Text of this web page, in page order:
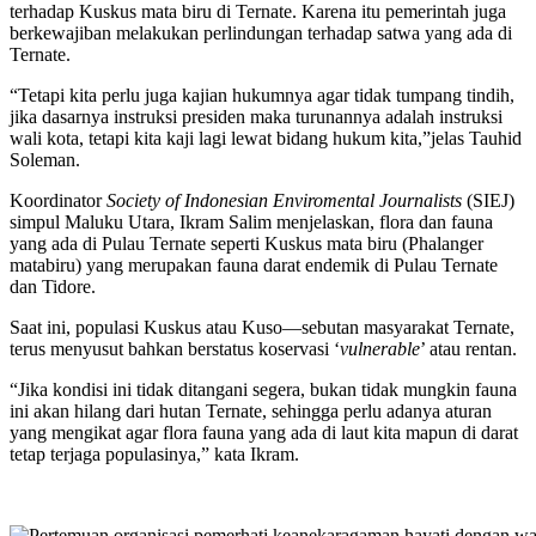
terhadap Kuskus mata biru di Ternate. Karena itu pemerintah juga
berkewajiban melakukan perlindungan terhadap satwa yang ada di
Ternate.
“Tetapi kita perlu juga kajian hukumnya agar tidak tumpang tindih,
jika dasarnya instruksi presiden maka turunannya adalah instruksi
wali kota, tetapi kita kaji lagi lewat bidang hukum kita,”jelas Tauhid
Soleman.
KoordinatorSociety of Indonesian Enviromental Journalists (SIEJ)
simpul Maluku Utara, Ikram Salim menjelaskan, flora dan fauna
yang ada di Pulau Ternate seperti Kuskus mata biru (Phalanger
matabiru) yang merupakan fauna darat endemik di Pulau Ternate
dan Tidore.
Saat ini, populasi Kuskus atau Kuso—sebutan masyarakat Ternate,
terus menyusut bahkan berstatus koservasi ‘vulnerable’ atau rentan.
“Jika kondisi ini tidak ditangani segera, bukan tidak mungkin fauna
ini akan hilang dari hutan Ternate, sehingga perlu adanya aturan
yang mengikat agar flora fauna yang ada di laut kita mapun di darat
tetap terjaga populasinya,” kata Ikram.